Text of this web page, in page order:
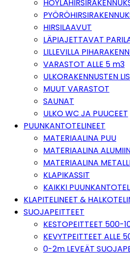
HIRSILAAVUT
LÄPIAJETTAVAT
LILLEVILLA
VARASTOT ALLE 5 m3
ULKORAKENNUSTEN
MUUT VARASTOT
SAUNAT
ULKO WC JA PUUCEET
PUUNKANTOTELINEET
MATERIAALINA PUU
MATERIAALINA
MATERIAALINA
KLAPIKASSIT
KAIKKI
KLAPITELINEET &
SUOJAPEITTEET
KESTOPEITTEET 500-
KEVYTPEITTEET ALLE
0-2m LEVEÄT